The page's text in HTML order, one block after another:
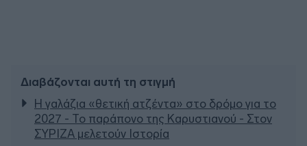
Διαβάζονται αυτή τη στιγμή
Η γαλάζια «θετική ατζέντα» στο δρόμο για το
2027 - Το παράπονο της Καρυστιανού - Στον
ΣΥΡΙΖΑ μελετούν Ιστορία